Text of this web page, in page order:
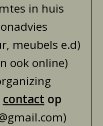
in huis
meubels e.d)
ook online)
contact op